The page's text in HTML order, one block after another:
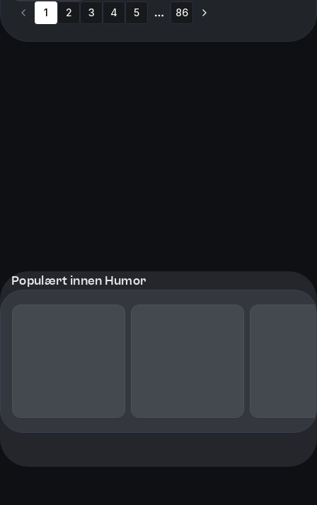
1 2 3 4 5 86
Populært innen Humor